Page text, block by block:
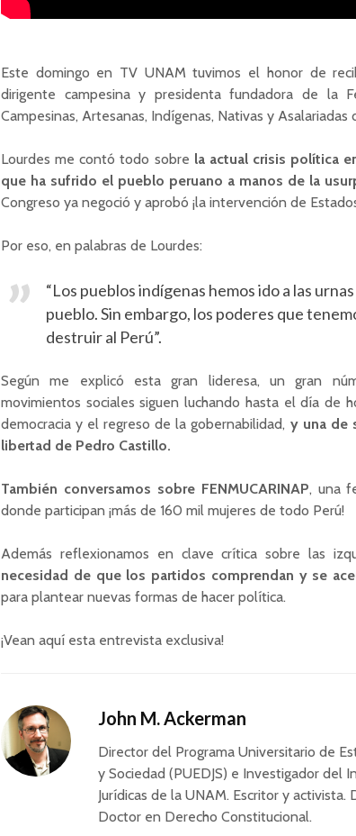
Este domingo en TV UNAM tuvimos el honor de
dirigente campesina y presidenta fundadora de la
Campesinas, Artesanas, Indígenas, Nativas y Asalariadas
Lourdes me contó todo sobre la actual crisis política
que ha sufrido el pueblo peruano a manos de la
Congreso ya negoció y aprobó ¡la intervención de
Por eso, en palabras de Lourdes:
“Los pueblos indígenas hemos ido a las
pueblo. Sin embargo, los poderes que
destruir al Perú”.
Según me explicó esta gran lideresa, un gran
movimientos sociales siguen luchando hasta el día de
democracia y el regreso de la gobernabilidad, y una de
libertad de Pedro Castillo.
También conversamos sobre FENMUCARINAP, una
donde participan ¡más de 160 mil mujeres de todo Perú!
Además reflexionamos en clave crítica sobre las
necesidad de que los partidos comprendan y se
para plantear nuevas formas de hacer política.
¡Vean aquí esta entrevista exclusiva!
John M. Ackerman
Director del Programa Universitario de
y Sociedad (PUEDJS) e Investigador del
Jurídicas de la UNAM. Escritor y
Doctor en Derecho Constitucional.